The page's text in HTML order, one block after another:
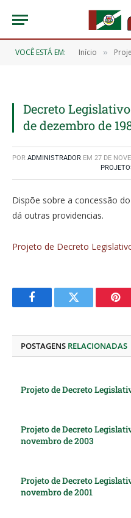
VOCÊ ESTÁ EM: Início »
Decreto
de dezembro de
POR ADMINISTRADOR EM 27 DE
Dispõe sobre a concessão
dá outras providencias.
Projeto de Decreto
FacebookTwitter
POSTAGENS RELACIONADAS
Projeto de Decreto
Projeto de Decreto
novembro de 2003
Projeto de Decreto
novembro de 2001